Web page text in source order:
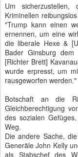
Um sicherzustellen,
Kriminellen
"Trump kann einen
ernennen, um eine
die liberale Hexe &
Bader Ginsburg
[Richter Brett]
wurde erpresst, um
rausgeworfen werden."
Botschaft an die
Gleichberechtigung
des sozialen
Weg.
Die andere Sache,
Generäle John Kelly
als Stabschef des